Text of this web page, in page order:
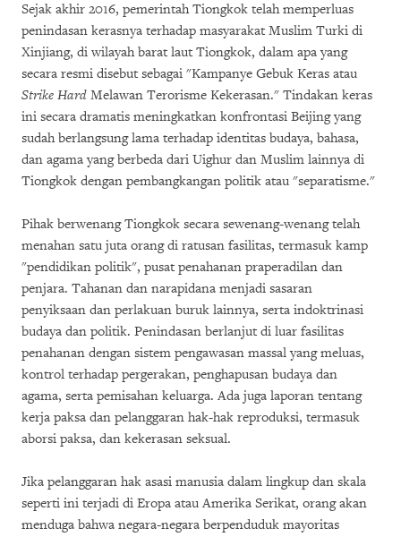
Sejak akhir 2016, pemerintah Tiongkok telah memperluas
penindasan kerasnya terhadap masyarakat Muslim Turki di
Xinjiang, di wilayah barat laut Tiongkok, dalam apa yang
secara resmi disebut sebagai "Kampanye Gebuk Keras atau
Strike Hard Melawan Terorisme Kekerasan." Tindakan keras
ini secara dramatis meningkatkan konfrontasi Beijing yang
sudah berlangsung lama terhadap identitas budaya, bahasa,
dan agama yang berbeda dari Uighur dan Muslim lainnya di
Tiongkok dengan pembangkangan politik atau "separatisme."
Pihak berwenang Tiongkok secara sewenang-wenang telah
menahan satu juta orang di ratusan fasilitas, termasuk kamp
"pendidikan politik", pusat penahanan praperadilan dan
penjara. Tahanan dan narapidana menjadi sasaran
penyiksaan dan perlakuan buruk lainnya, serta indoktrinasi
budaya dan politik. Penindasan berlanjut di luar fasilitas
penahanan dengan sistem pengawasan massal yang meluas,
kontrol terhadap pergerakan, penghapusan budaya dan
agama, serta pemisahan keluarga. Ada juga laporan tentang
kerja paksa dan pelanggaran hak-hak reproduksi, termasuk
aborsi paksa, dan kekerasan seksual.
Jika pelanggaran hak asasi manusia dalam lingkup dan skala
seperti ini terjadi di Eropa atau Amerika Serikat, orang akan
menduga bahwa negara-negara berpenduduk mayoritas